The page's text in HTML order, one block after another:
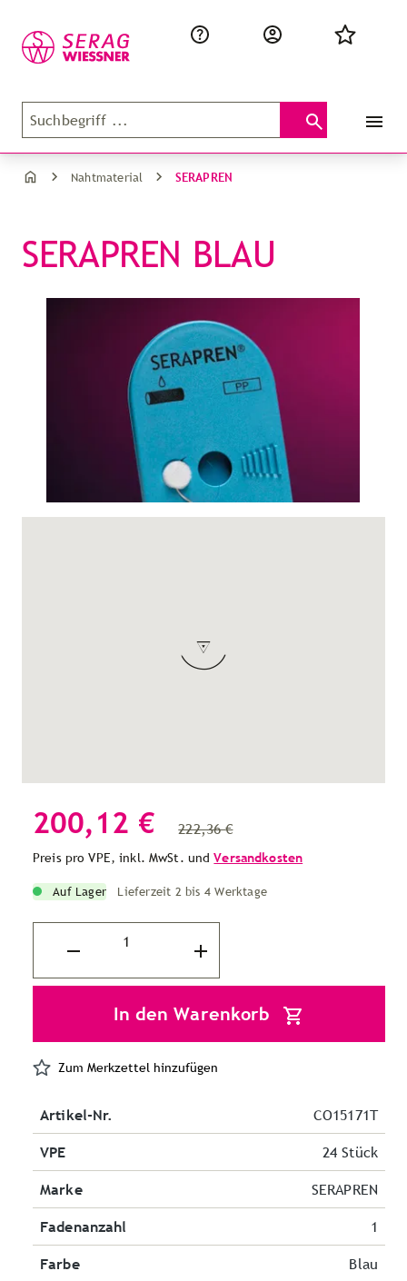
Nahtmaterial SERAPREN
SERAPREN BLAU
200,12 € 222,36 €
Preis pro VPE, inkl. MwSt. undVersandkosten
Auf Lager Lieferzeit 2 bis 4 Werktage
In den Warenkorb
Zum Merkzettel hinzufügen
Artikel-Nr. CO15171T
VPE 24 Stück
Marke SERAPREN
Fadenanzahl 1
Farbe Blau